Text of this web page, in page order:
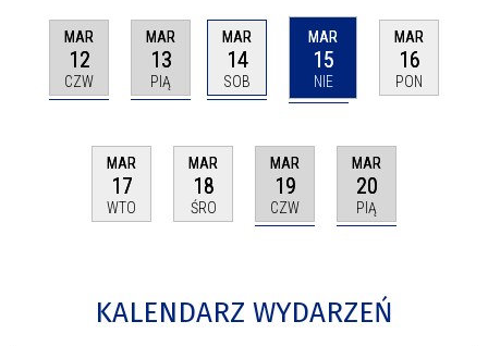
MAR
12
CZW
MAR
13
PIĄ
MAR
14
SOB
MAR
15
NIE
MAR
16
PON
MAR
17
WTO
MAR
18
ŚRO
MAR
19
CZW
MAR
20
PIĄ
KALENDARZ WYDARZEŃ